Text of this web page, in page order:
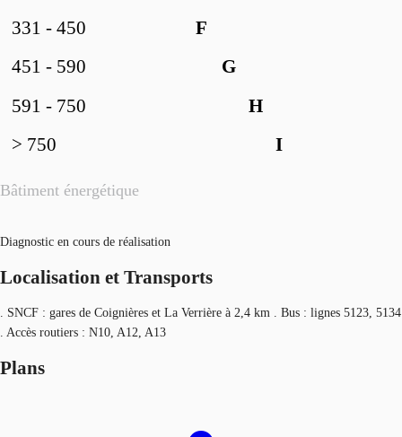
Bâtiment énergétique
F
331 - 450
G
451 - 590
H
591 - 750
I
> 750
Diagnostic en cours de réalisation
Localisation et Transports
. SNCF : gares de Coignières et La Verrière à 2,4 km . Bus : lignes 5123, 5134
. Accès routiers : N10, A12, A13
Plans